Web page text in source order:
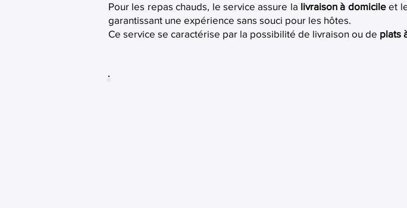
Pour les repas chauds, le service assure la livraison à domicileet
garantissant une expérience sans souci pour les hôtes.
Ce service se caractérise par la possibilité de livraison ou de plats